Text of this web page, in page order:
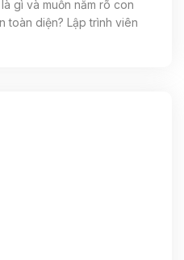
gì và muốn nắm rõ con
toàn diện? Lập trình viên